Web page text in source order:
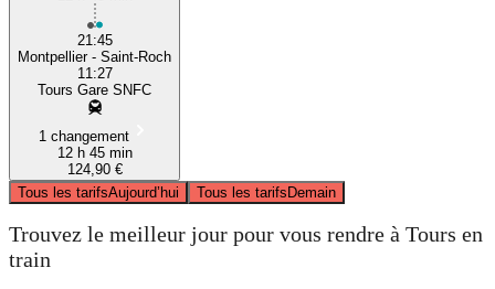
21:45
Montpellier - Saint-Roch
11:27
Tours Gare SNFC
1 changement
12 h 45 min
124,90 €
Tous les tarifsAujourd’hui Tous les tarifsDemain
Trouvez le meilleur jour pour vous rendre à Tours en
train